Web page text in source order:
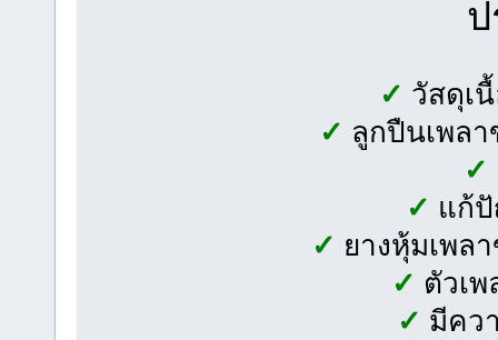
✓ วัสดุเ
✓ ลูกปืนเพล
✓
✓ แก้
✓ ยางหุ้มเพล
✓ ตัวเ
✓ มีคว